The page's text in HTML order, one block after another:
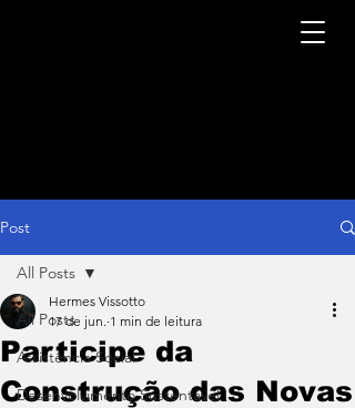
Post
All Posts
Assistência Social
Desenvolvimento Sustentável
All Posts
Participe da
Construção das Novas
Hermes Vissotto
17 de jun. 1 min de leitura